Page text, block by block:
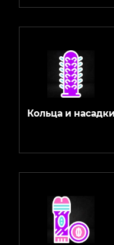
Кольца и насадки